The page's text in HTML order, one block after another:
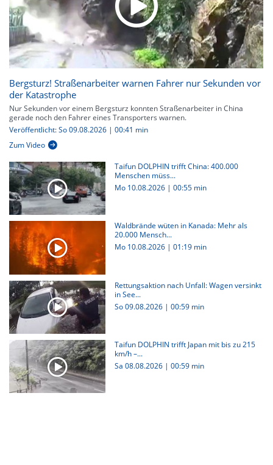
Bergsturz! Straßenarbeiter warnen Fahrer nur Sekunden vor
der Katastrophe
Nur Sekunden vor einem Bergsturz konnten Straßenarbeiter in China
gerade noch den Fahrer eines Transporters warnen.
Veröffentlicht: So 09.08.2026 | 00:41 min
Zum Video
Taifun DOLPHIN trifft China: 400.000
Menschen müss...
Mo 10.08.2026 | 00:55 min
Waldbrände wüten in Kanada: Mehr als
20.000 Mensch...
Mo 10.08.2026 | 01:19 min
Rettungsaktion nach Unfall: Wagen versinkt
in See...
So 09.08.2026 | 00:59 min
Taifun DOLPHIN trifft Japan mit bis zu 215
km/h –...
Sa 08.08.2026 | 00:59 min